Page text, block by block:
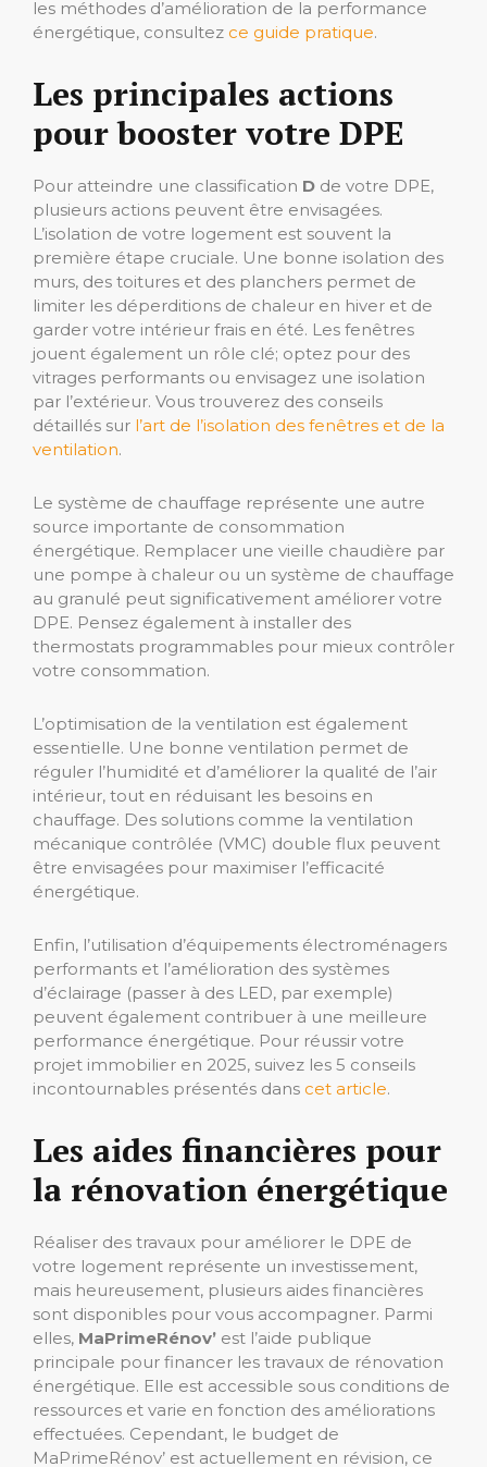
les méthodes d’amélioration de la performance
énergétique, consultez ce guide pratique.
Les principales actions
pour booster votre DPE
Pour atteindre une classification D de votre DPE,
plusieurs actions peuvent être envisagées.
L’isolation de votre logement est souvent la
première étape cruciale. Une bonne isolation des
murs, des toitures et des planchers permet de
limiter les déperditions de chaleur en hiver et de
garder votre intérieur frais en été. Les fenêtres
jouent également un rôle clé; optez pour des
vitrages performants ou envisagez une isolation
par l’extérieur. Vous trouverez des conseils
détaillés sur l’art de l’isolation des fenêtres et de la
ventilation.
Le système de chauffage représente une autre
source importante de consommation
énergétique. Remplacer une vieille chaudière par
une pompe à chaleur ou un système de chauffage
au granulé peut significativement améliorer votre
DPE. Pensez également à installer des
thermostats programmables pour mieux contrôler
votre consommation.
L’optimisation de la ventilation est également
essentielle. Une bonne ventilation permet de
réguler l’humidité et d’améliorer la qualité de l’air
intérieur, tout en réduisant les besoins en
chauffage. Des solutions comme la ventilation
mécanique contrôlée (VMC) double flux peuvent
être envisagées pour maximiser l’efficacité
énergétique.
Enfin, l’utilisation d’équipements électroménagers
performants et l’amélioration des systèmes
d’éclairage (passer à des LED, par exemple)
peuvent également contribuer à une meilleure
performance énergétique. Pour réussir votre
projet immobilier en 2025, suivez les 5 conseils
incontournables présentés dans cet article.
Les aides financières pour
la rénovation énergétique
Réaliser des travaux pour améliorer le DPE de
votre logement représente un investissement,
mais heureusement, plusieurs aides financières
sont disponibles pour vous accompagner. Parmi
elles, MaPrimeRénov’ est l’aide publique
principale pour financer les travaux de rénovation
énergétique. Elle est accessible sous conditions de
ressources et varie en fonction des améliorations
effectuées. Cependant, le budget de
MaPrimeRénov’ est actuellement en révision, ce